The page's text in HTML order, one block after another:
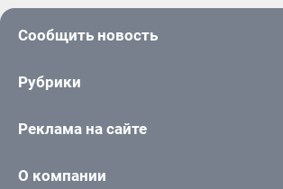
Сообщить новость
Рубрики
Реклама на сайте
О компании